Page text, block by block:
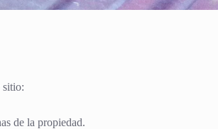
sitio:
de la propiedad.